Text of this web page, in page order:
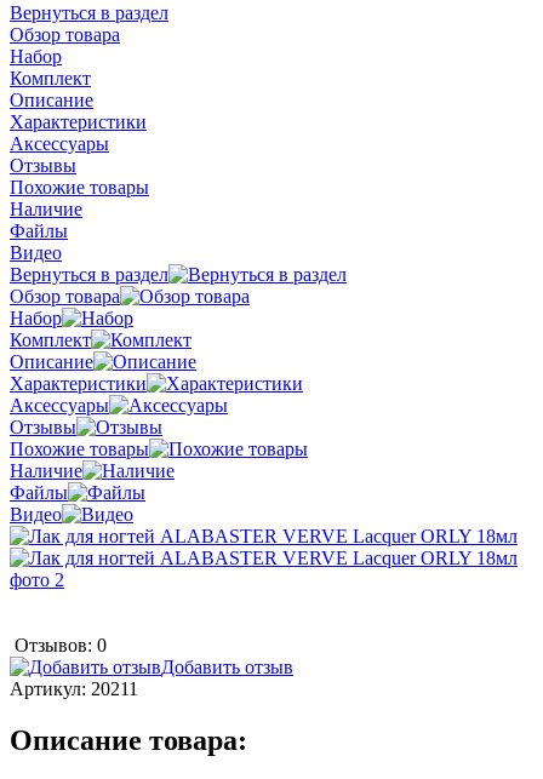
Вернуться в раздел
Обзор товара
Набор
Комплект
Описание
Характеристики
Аксессуары
Отзывы
Похожие товары
Наличие
Файлы
Видео
Вернуться в раздел
Обзор товара
Набор
Комплект
Описание
Характеристики
Аксессуары
Отзывы
Похожие товары
Наличие
Файлы
Видео
Отзывов: 0
Добавить отзыв
Артикул: 20211
Описание товара: